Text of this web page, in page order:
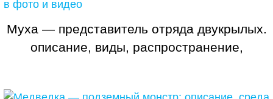
Муха — представитель отряда двукрылых.
описание, виды, распространение,